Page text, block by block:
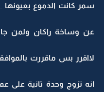
سمر كانت الدموع
عن وساخة راكان ولمن جا
لااقرر بس ماقررت
انه تزوج وحدة تانية على